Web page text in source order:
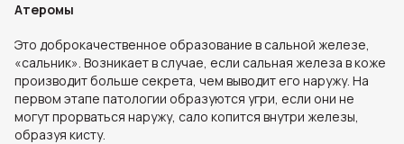
Атеромы
Это доброкачественное образование в сальной железе,
«сальник». Возникает в случае, если сальная железа в коже
производит больше секрета, чем выводит его наружу. На
первом этапе патологии образуются угри, если они не
могут прорваться наружу, сало копится внутри железы,
образуя кисту.